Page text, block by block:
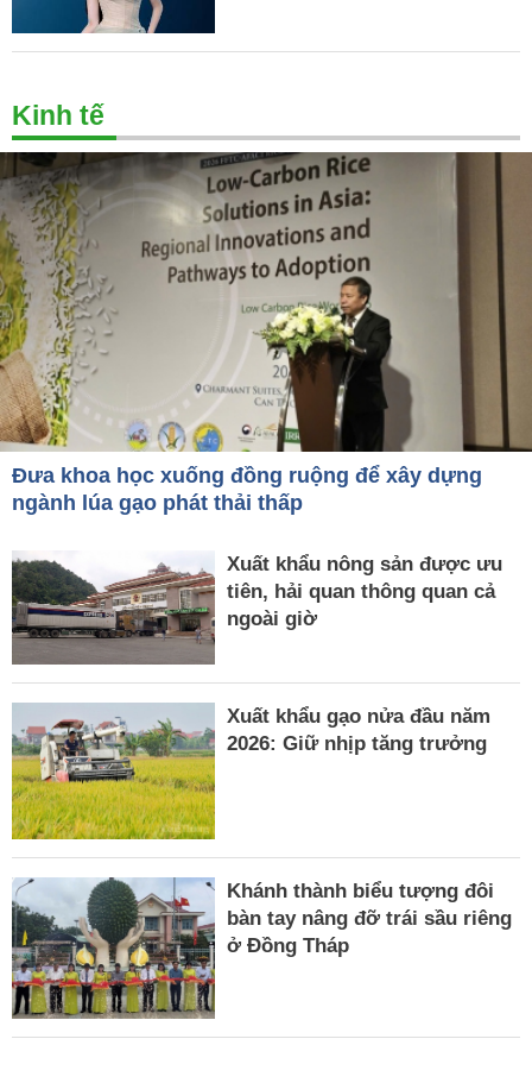
Kinh tế
Đưa khoa học xuống đồng ruộng để xây dựng
ngành lúa gạo phát thải thấp
Xuất khẩu nông sản được ưu
tiên, hải quan thông quan cả
ngoài giờ
Xuất khẩu gạo nửa đầu năm
2026: Giữ nhịp tăng trưởng
Khánh thành biểu tượng đôi
bàn tay nâng đỡ trái sầu riêng
ở Đồng Tháp